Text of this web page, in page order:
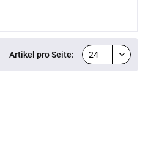
Artikel pro Seite: